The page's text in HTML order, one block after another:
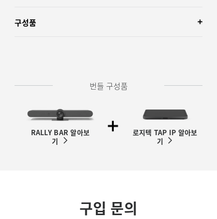
구성품
번들 구성품
RALLY BAR 알아보
기
로지텍 TAP IP 알아보
기
구입 문의